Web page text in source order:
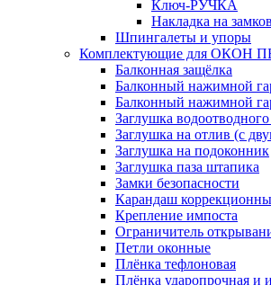
Ключ-РУЧКА
Накладка на
Шпингалеты и упоры
Комплектующие для ОКОН
Балконная защёлка
Балконный нажимной
Балконный нажимной
Заглушка водоотводного
Заглушка на отлив (с
Заглушка на подоконник
Заглушка паза штапика
Замки безопасности
Карандаш
Крепление импоста
Ограничитель
Петли оконные
Плёнка тефлоновая
Плёнка ударопрочная и